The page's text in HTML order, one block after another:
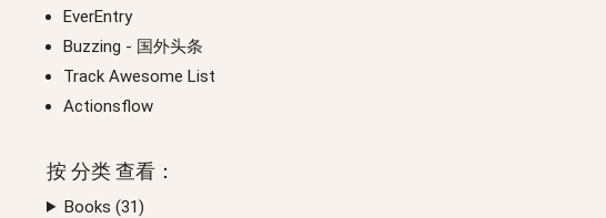
EverEntry
Buzzing - 国外头条
Track Awesome List
Actionsflow
按 分类 查看：
Books (31)